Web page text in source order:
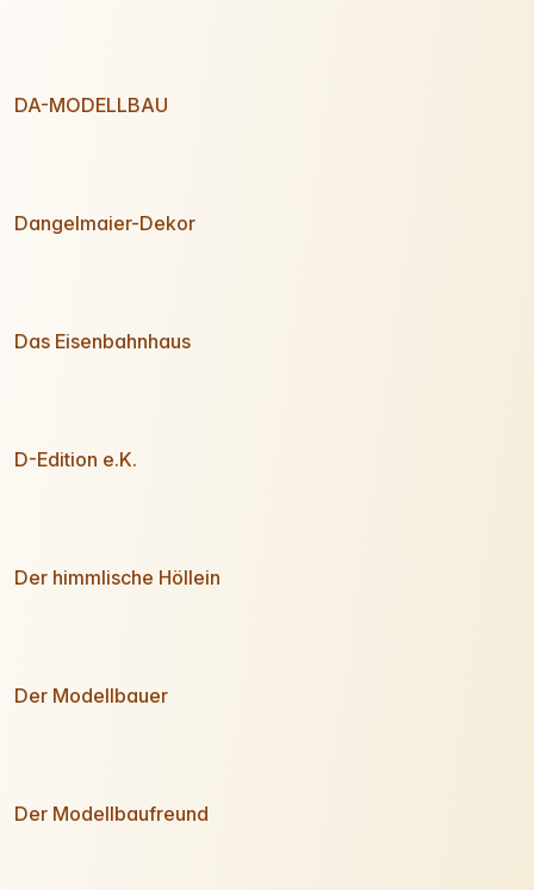
DA-MODELLBAU
Dangelmaier-Dekor
Das Eisenbahnhaus
D-Edition e.K.
Der himmlische Höllein
Der Modellbauer
Der Modellbaufreund